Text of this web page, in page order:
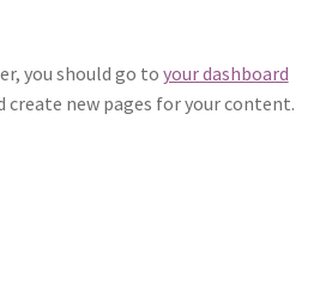
you should go to your dashboard
create new pages for your content.